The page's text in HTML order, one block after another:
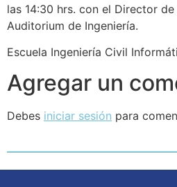
las 14:30 hrs. con el Director de
Auditorium de Ingeniería.
Escuela Ingeniería Civil
Agregar un
Debes iniciar sesión para